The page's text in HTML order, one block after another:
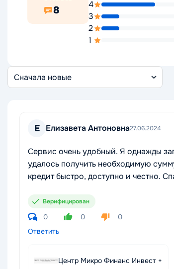
8
4
3
2
1
Е Елизавета Антоновна27.06.2024
Сервис очень удобный. Я однажды
удалось получить необходимую
кредит быстро, доступно и честно.
Верифицирован
0 0
0
Ответить
Центр Микро Финанс Инвест +